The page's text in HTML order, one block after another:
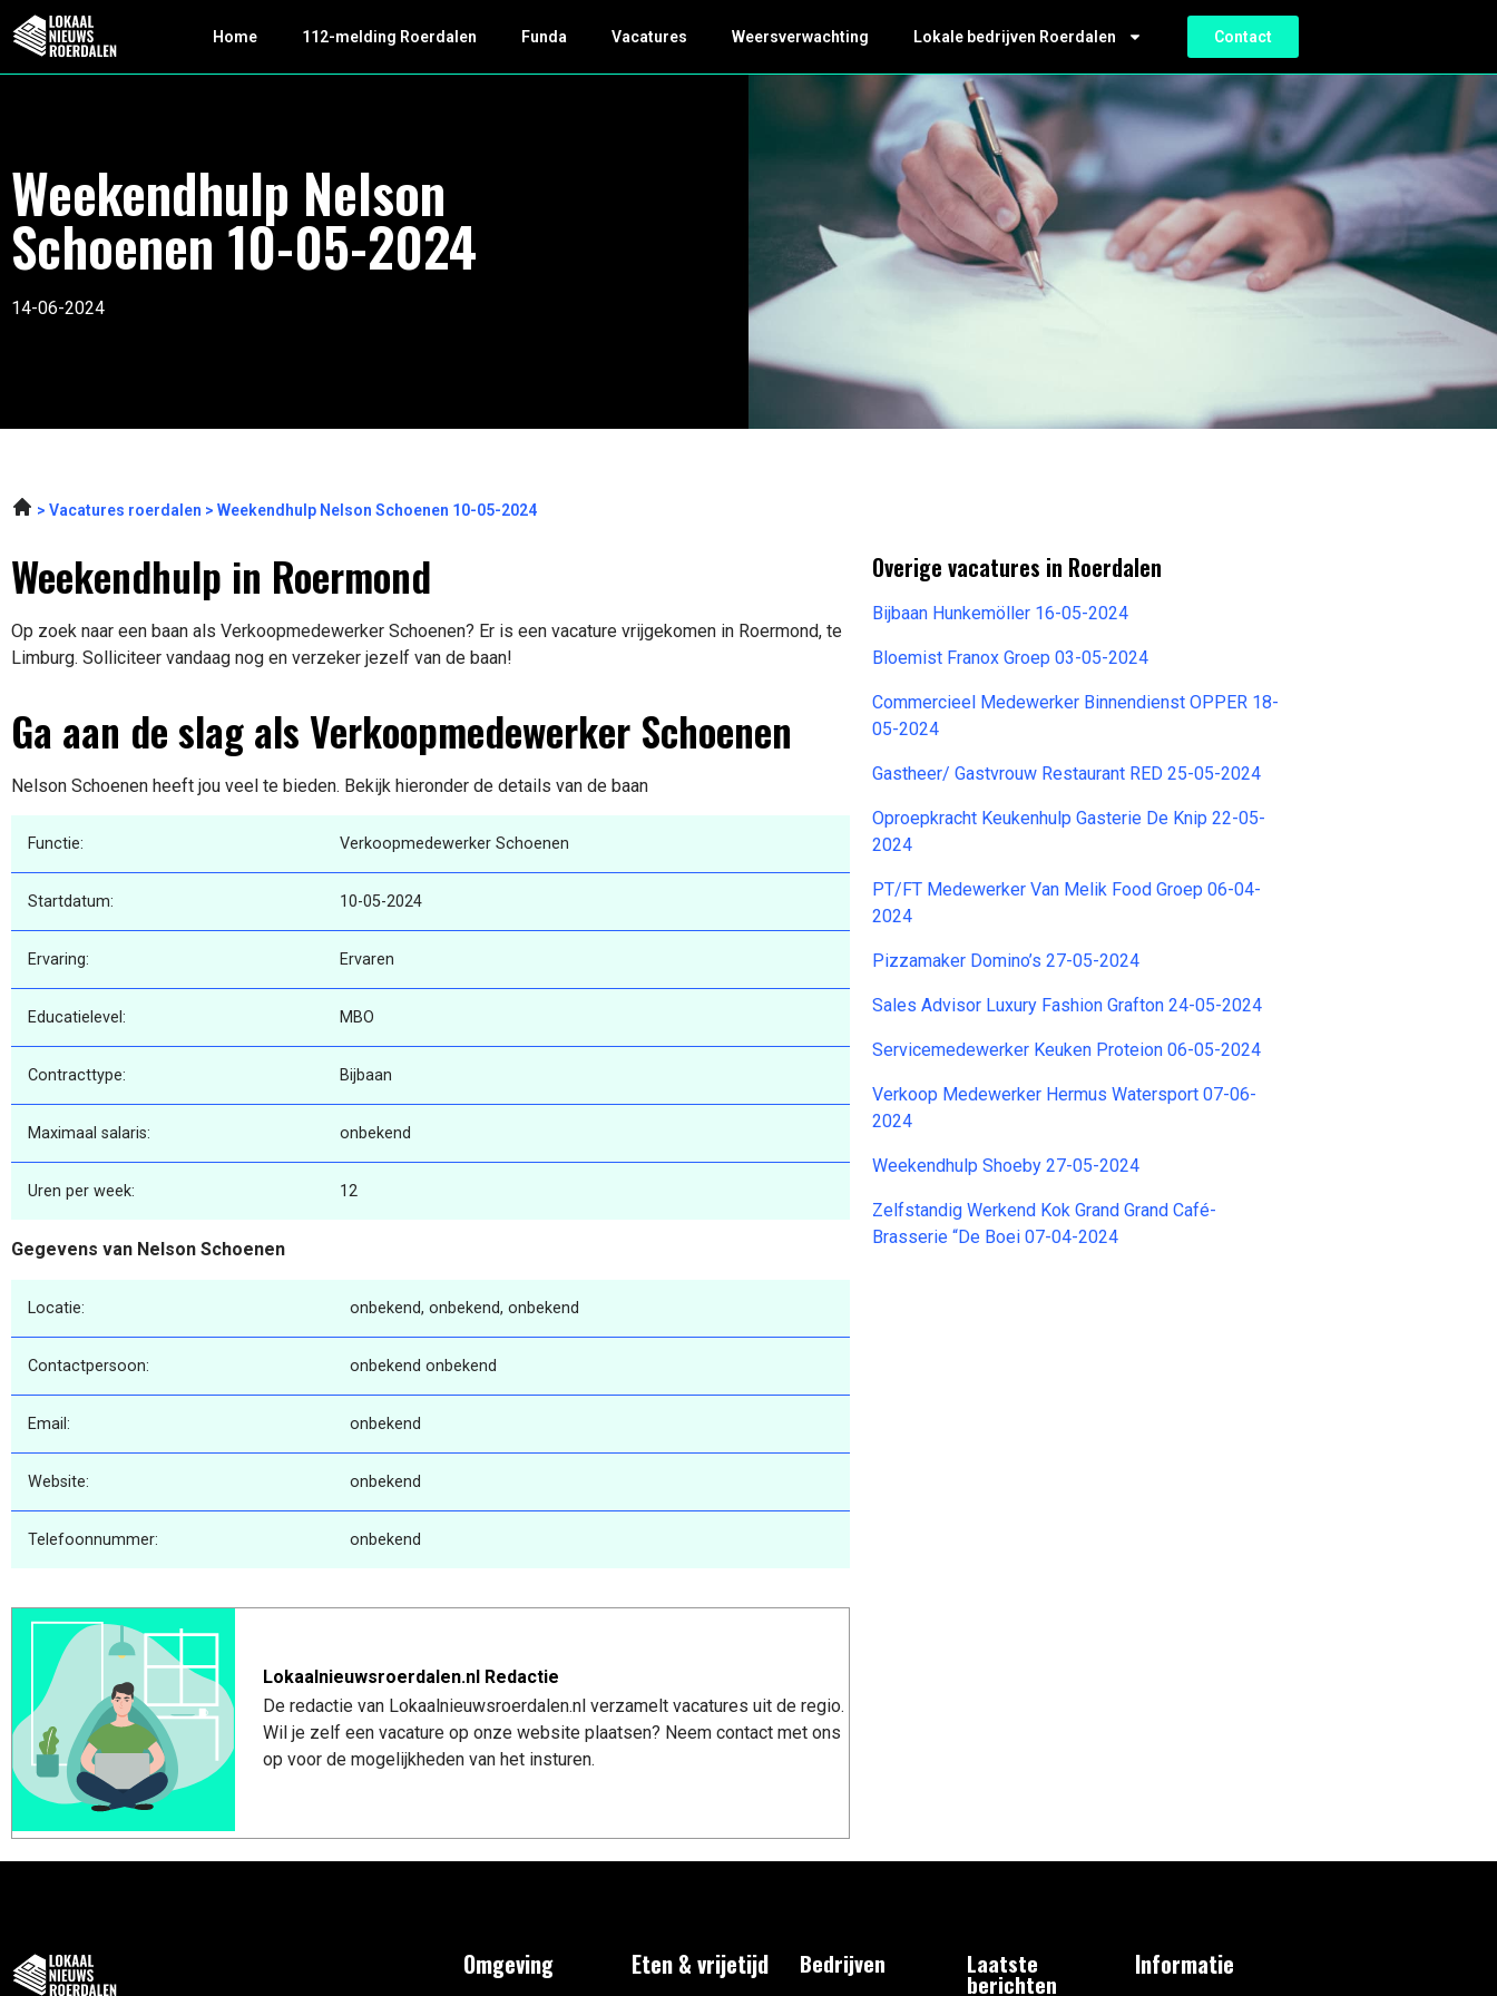
Home 112-melding Roerdalen Funda Vacatures Weersverwachting Lokale bedrijven Roerdalen Contact
Weekendhulp Nelson
Schoenen 10-05-2024
14-06-2024
Vacatures roerdalen Weekendhulp Nelson Schoenen 10-05-2024
Weekendhulp in Roermond
Op zoek naar een baan als Verkoopmedewerker Schoenen? Er is een vacature vrijgekomen in Roermond, te
Limburg. Solliciteer vandaag nog en verzeker jezelf van de baan!
Ga aan de slag als Verkoopmedewerker Schoenen
Nelson Schoenen heeft jou veel te bieden. Bekijk hieronder de details van de baan
Functie: Verkoopmedewerker Schoenen
Startdatum: 10-05-2024
Ervaring: Ervaren
Educatielevel: MBO
Contracttype: Bijbaan
Maximaal salaris: onbekend
Uren per week: 12
Gegevens van Nelson Schoenen
Locatie: onbekend, onbekend, onbekend
Contactpersoon: onbekend onbekend
Email: onbekend
Website: onbekend
Telefoonnummer: onbekend
Lokaalnieuwsroerdalen.nl Redactie
De redactie van Lokaalnieuwsroerdalen.nl verzamelt vacatures uit de regio.
Wil je zelf een vacature op onze website plaatsen? Neem contact met ons
op voor de mogelijkheden van het insturen.
Overige vacatures in Roerdalen
Bijbaan Hunkemöller 16-05-2024
Bloemist Franox Groep 03-05-2024
Commercieel Medewerker Binnendienst OPPER 18-
05-2024
Gastheer/ Gastvrouw Restaurant RED 25-05-2024
Oproepkracht Keukenhulp Gasterie De Knip 22-05-
2024
PT/FT Medewerker Van Melik Food Groep 06-04-
2024
Pizzamaker Domino’s 27-05-2024
Sales Advisor Luxury Fashion Grafton 24-05-2024
Servicemedewerker Keuken Proteion 06-05-2024
Verkoop Medewerker Hermus Watersport 07-06-
2024
Weekendhulp Shoeby 27-05-2024
Zelfstandig Werkend Kok Grand Grand Café-
Brasserie “De Boei 07-04-2024
Omgeving Eten & vrijetijd Bedrijven Laatste
berichten
Informatie